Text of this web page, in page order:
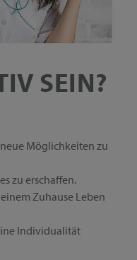
SEIN?
Möglichkeiten zu
zu erschaffen.
Zuhause Leben
Individualität